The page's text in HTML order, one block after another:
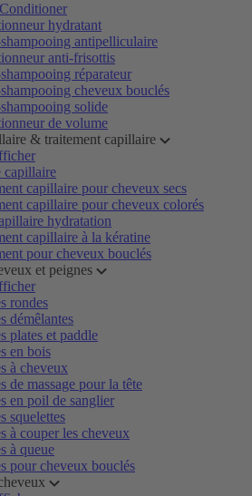
hydratant
antipelliculaire
anti-frisottis
réparateur
cheveux bouclés
solide
de volume
& traitement capillaire
capillaire
capillaire pour cheveux secs
capillaire pour cheveux colorés
hydratation
capillaire à la kératine
pour cheveux bouclés
et peignes
rondes
démêlantes
plates et paddle
en bois
à cheveux
de massage pour la tête
en poil de sanglier
squelettes
à couper les cheveux
à queue
pour cheveux bouclés